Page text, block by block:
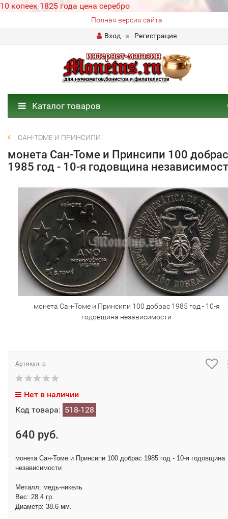
10 копеек 1825 года цена серебро
Полная версия сайта
Вход
Регистрация
Каталог товаров
САН-ТОМЕ И ПРИНСИПИ
монета Сан-Томе и Принсипи 100 добрас
1985 год - 10-я годовщина
монета Сан-Томе и Принсипи 100 добрас 1985 год - 10-я
годовщина независимости
Артикул: р
Нет в наличии
Код товара: 518-128
640 руб.
монета Сан-Томе и Принсипи 100 добрас 1985 год - 10-я годовщина
независимости
Металл: медь-никель​
Вес: 28.4 гр.
Диаметр: 38.6 мм.